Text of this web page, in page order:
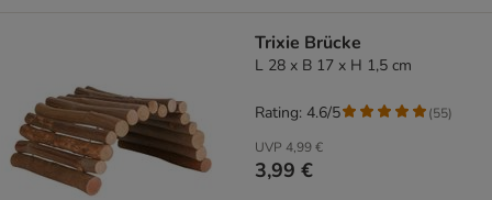
Trixie Brücke
L 28 x B 17 x H 1,5 cm
UVP 4,99 €
3,99 €
Rating: 4.6/5 (55)